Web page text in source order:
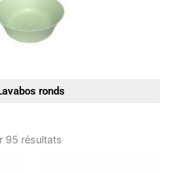
ronds
95 résultats